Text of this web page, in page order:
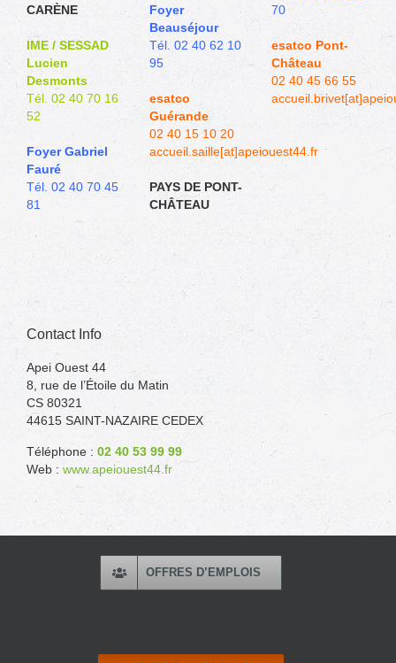
CARÈNE
IME / SESSAD
Lucien
Desmonts
Tél. 02 40 70 16
52
Foyer Gabriel
Fauré
Tél. 02 40 70 45
81
Foyer
Beauséjour
Tél. 02 40 62 10
95
esatco
Guérande
02 40 15 10 20
accueil.saille[at]apeiouest44.fr
PAYS DE PONT-
CHÂTEAU
70
esatco Pont-
Château
02 40 45 66 55
Contact Info
Apei Ouest 44
8, rue de l’Étoile du Matin
CS 80321
44615 SAINT-NAZAIRE CEDEX
Téléphone : 02 40 53 99 99
Web : www.apeiouest44.fr
OFFRES D’EMPLOIS